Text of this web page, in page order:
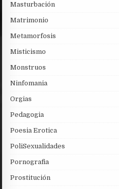
Masturbación
Matrimonio
Metamorfosis
Misticismo
Monstruos
Ninfomania
Orgias
Pedagogia
Poesia Erotica
PoliSexualidades
Pornografia
Prostitución